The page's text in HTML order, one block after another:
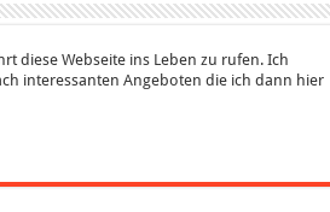
diese Webseite ins Leben zu rufen. Ich
interessanten Angeboten die ich dann hier